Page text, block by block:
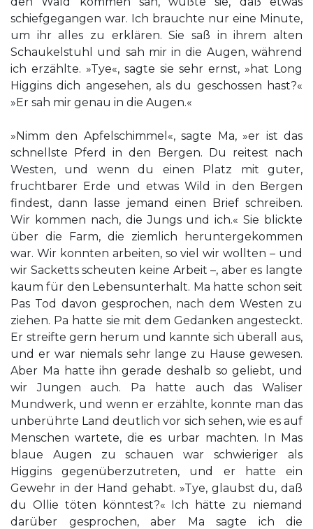
schiefgegangen war. Ich brauchte nur eine Minute,
um ihr alles zu erklären. Sie saß in ihrem alten
Schaukelstuhl und sah mir in die Augen, während
ich erzählte. »Tye«, sagte sie sehr ernst, »hat Long
Higgins dich angesehen, als du geschossen hast?«
»Er sah mir genau in die Augen.«
»Nimm den Apfelschimmel«, sagte Ma, »er ist das
schnellste Pferd in den Bergen. Du reitest nach
Westen, und wenn du einen Platz mit guter,
fruchtbarer Erde und etwas Wild in den Bergen
findest, dann lasse jemand einen Brief schreiben.
Wir kommen nach, die Jungs und ich.« Sie blickte
über die Farm, die ziemlich heruntergekommen
war. Wir konnten arbeiten, so viel wir wollten – und
wir Sacketts scheuten keine Arbeit –, aber es langte
kaum für den Lebensunterhalt. Ma hatte schon seit
Pas Tod davon gesprochen, nach dem Westen zu
ziehen. Pa hatte sie mit dem Gedanken angesteckt.
Er streifte gern herum und kannte sich überall aus,
und er war niemals sehr lange zu Hause gewesen.
Aber Ma hatte ihn gerade deshalb so geliebt, und
wir Jungen auch. Pa hatte auch das Waliser
Mundwerk, und wenn er erzählte, konnte man das
unberührte Land deutlich vor sich sehen, wie es auf
Menschen wartete, die es urbar machten. In Mas
blaue Augen zu schauen war schwieriger als
Higgins gegenüberzutreten, und er hatte ein
Gewehr in der Hand gehabt. »Tye, glaubst du, daß
du Ollie töten könntest?« Ich hätte zu niemand
darüber gesprochen, aber Ma sagte ich die